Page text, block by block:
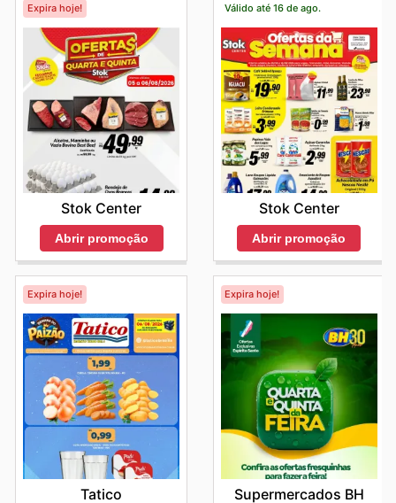
Expira hoje!
Stok Center
Abrir promoção
Válido até 16 de ago.
Stok Center
Abrir promoção
Expira hoje!
Tatico
Expira hoje!
Supermercados BH